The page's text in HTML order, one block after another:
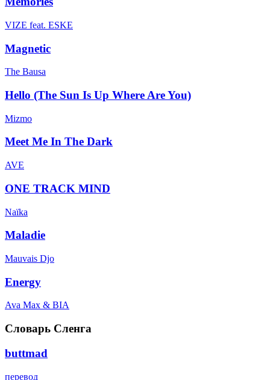
VIZE feat. ESKE
Magnetic
The Bausa
Hello (The Sun Is Up Where Are You)
Mizmo
Meet Me In The Dark
AVE
ONE TRACK MIND
Naïka
Maladie
Mauvais Djo
Energy
Ava Max & BIA
Словарь Сленга
buttmad
перевод